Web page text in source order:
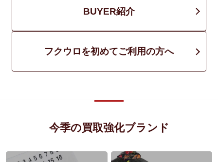
BUYER紹介
フクウロを初めてご利用の方へ
今季の買取強化ブランド